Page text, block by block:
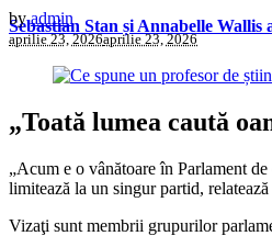
Sebastian Stan și Annabelle
byadmin
aprilie 23, 2026aprilie 23, 2026
„Toată lumea caută
„Acum e o vânătoare în Parlament
limitează la un singur partid,
Vizaţi sunt membrii grupurilor